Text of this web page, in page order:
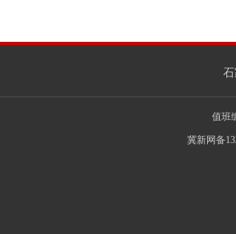
值班
冀新网备